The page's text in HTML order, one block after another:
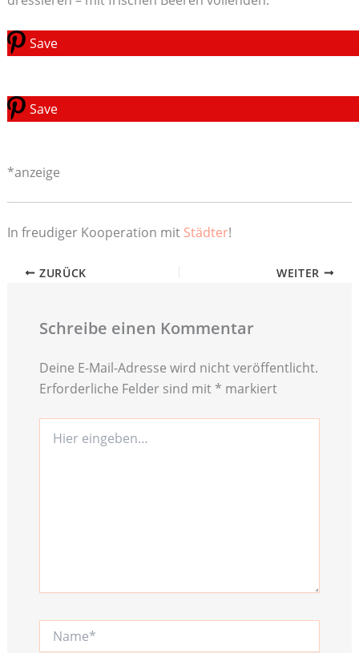
Save
Save
*anzeige
In freudiger Kooperation mit Städter!
ZURÜCK WEITER
Schreibe einen Kommentar
Deine E-Mail-Adresse wird nicht veröffentlicht.
Erforderliche Felder sind mit * markiert
eingeben…